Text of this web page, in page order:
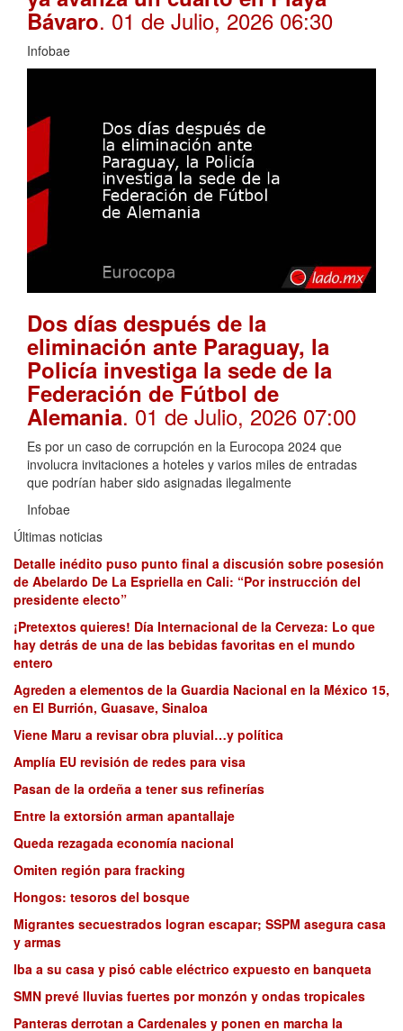
Bávaro. 01 de Julio, 2026 06:30
Infobae
Dos días después de la
eliminación ante Paraguay, la
Policía investiga la sede de la
Federación de Fútbol de
Alemania. 01 de Julio, 2026 07:00
Es por un caso de corrupción en la Eurocopa 2024 que
involucra invitaciones a hoteles y varios miles de entradas
que podrían haber sido asignadas ilegalmente
Infobae
Últimas noticias
Detalle inédito puso punto final a discusión sobre posesión
de Abelardo De La Espriella en Cali: “Por instrucción del
presidente electo”
¡Pretextos quieres! Día Internacional de la Cerveza: Lo que
hay detrás de una de las bebidas favoritas en el mundo
entero
Agreden a elementos de la Guardia Nacional en la México 15,
en El Burrión, Guasave, Sinaloa
Viene Maru a revisar obra pluvial…y política
Amplía EU revisión de redes para visa
Pasan de la ordeña a tener sus refinerías
Entre la extorsión arman apantallaje
Queda rezagada economía nacional
Omiten región para fracking
Hongos: tesoros del bosque
Migrantes secuestrados logran escapar; SSPM asegura casa
y armas
Iba a su casa y pisó cable eléctrico expuesto en banqueta
SMN prevé lluvias fuertes por monzón y ondas tropicales
Panteras derrotan a Cardenales y ponen en marcha la